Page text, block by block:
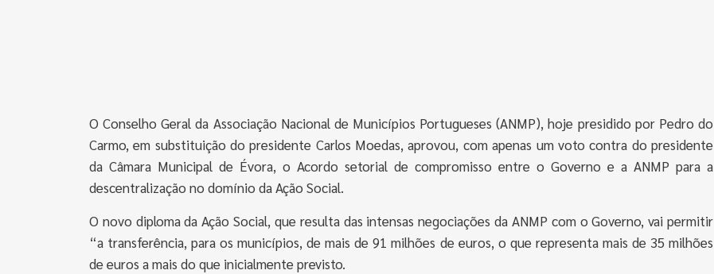
O Conselho Geral da Associação Nacional de Municípios Portugueses (ANMP), hoje presidido por Pedro do
Carmo, em substituição do presidente Carlos Moedas, aprovou, com apenas um voto contra do presidente
da Câmara Municipal de Évora, o Acordo setorial de compromisso entre o Governo e a ANMP para a
descentralização no domínio da Ação Social.
O novo diploma da Ação Social, que resulta das intensas negociações da ANMP com o Governo, vai permitir
“a transferência, para os municípios, de mais de 91 milhões de euros, o que representa mais de 35 milhões
de euros a mais do que inicialmente previsto.